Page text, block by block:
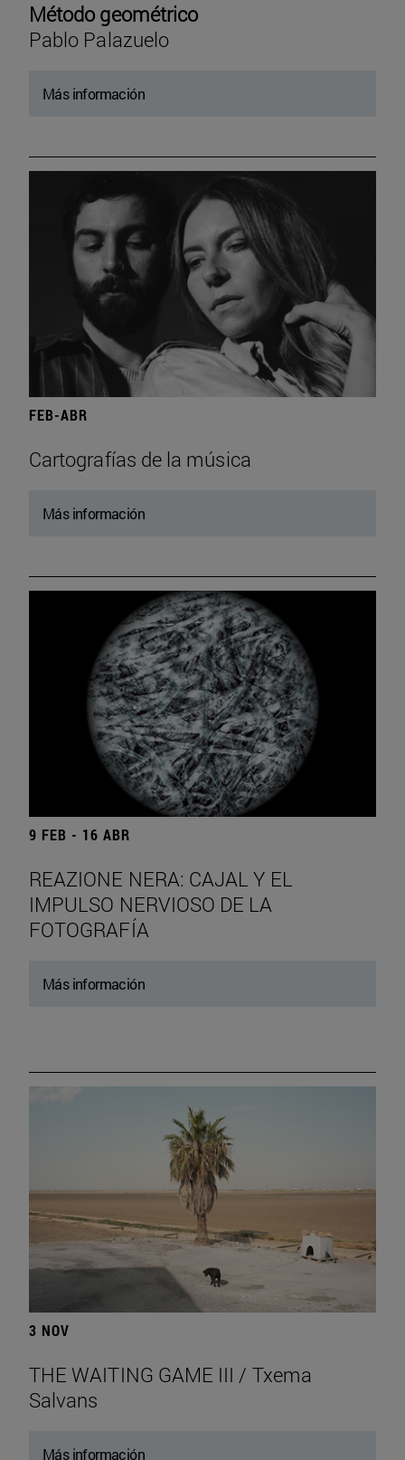
Método geométrico
Pablo Palazuelo
Más información
FEB-ABR
Cartografías de la música
Más información
9 FEB - 16 ABR
REAZIONE NERA: CAJAL Y EL
IMPULSO NERVIOSO DE LA
FOTOGRAFÍA
Más información
3 NOV
THE WAITING GAME III / Txema
Salvans
Más información